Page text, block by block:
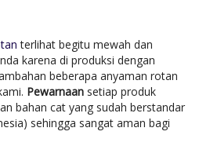
terlihat begitu mewah dan
karena di produksi dengan
beberapa anyaman rotan
Pewarnaan setiap produk
bahan cat yang sudah berstandar
sehingga sangat aman bagi